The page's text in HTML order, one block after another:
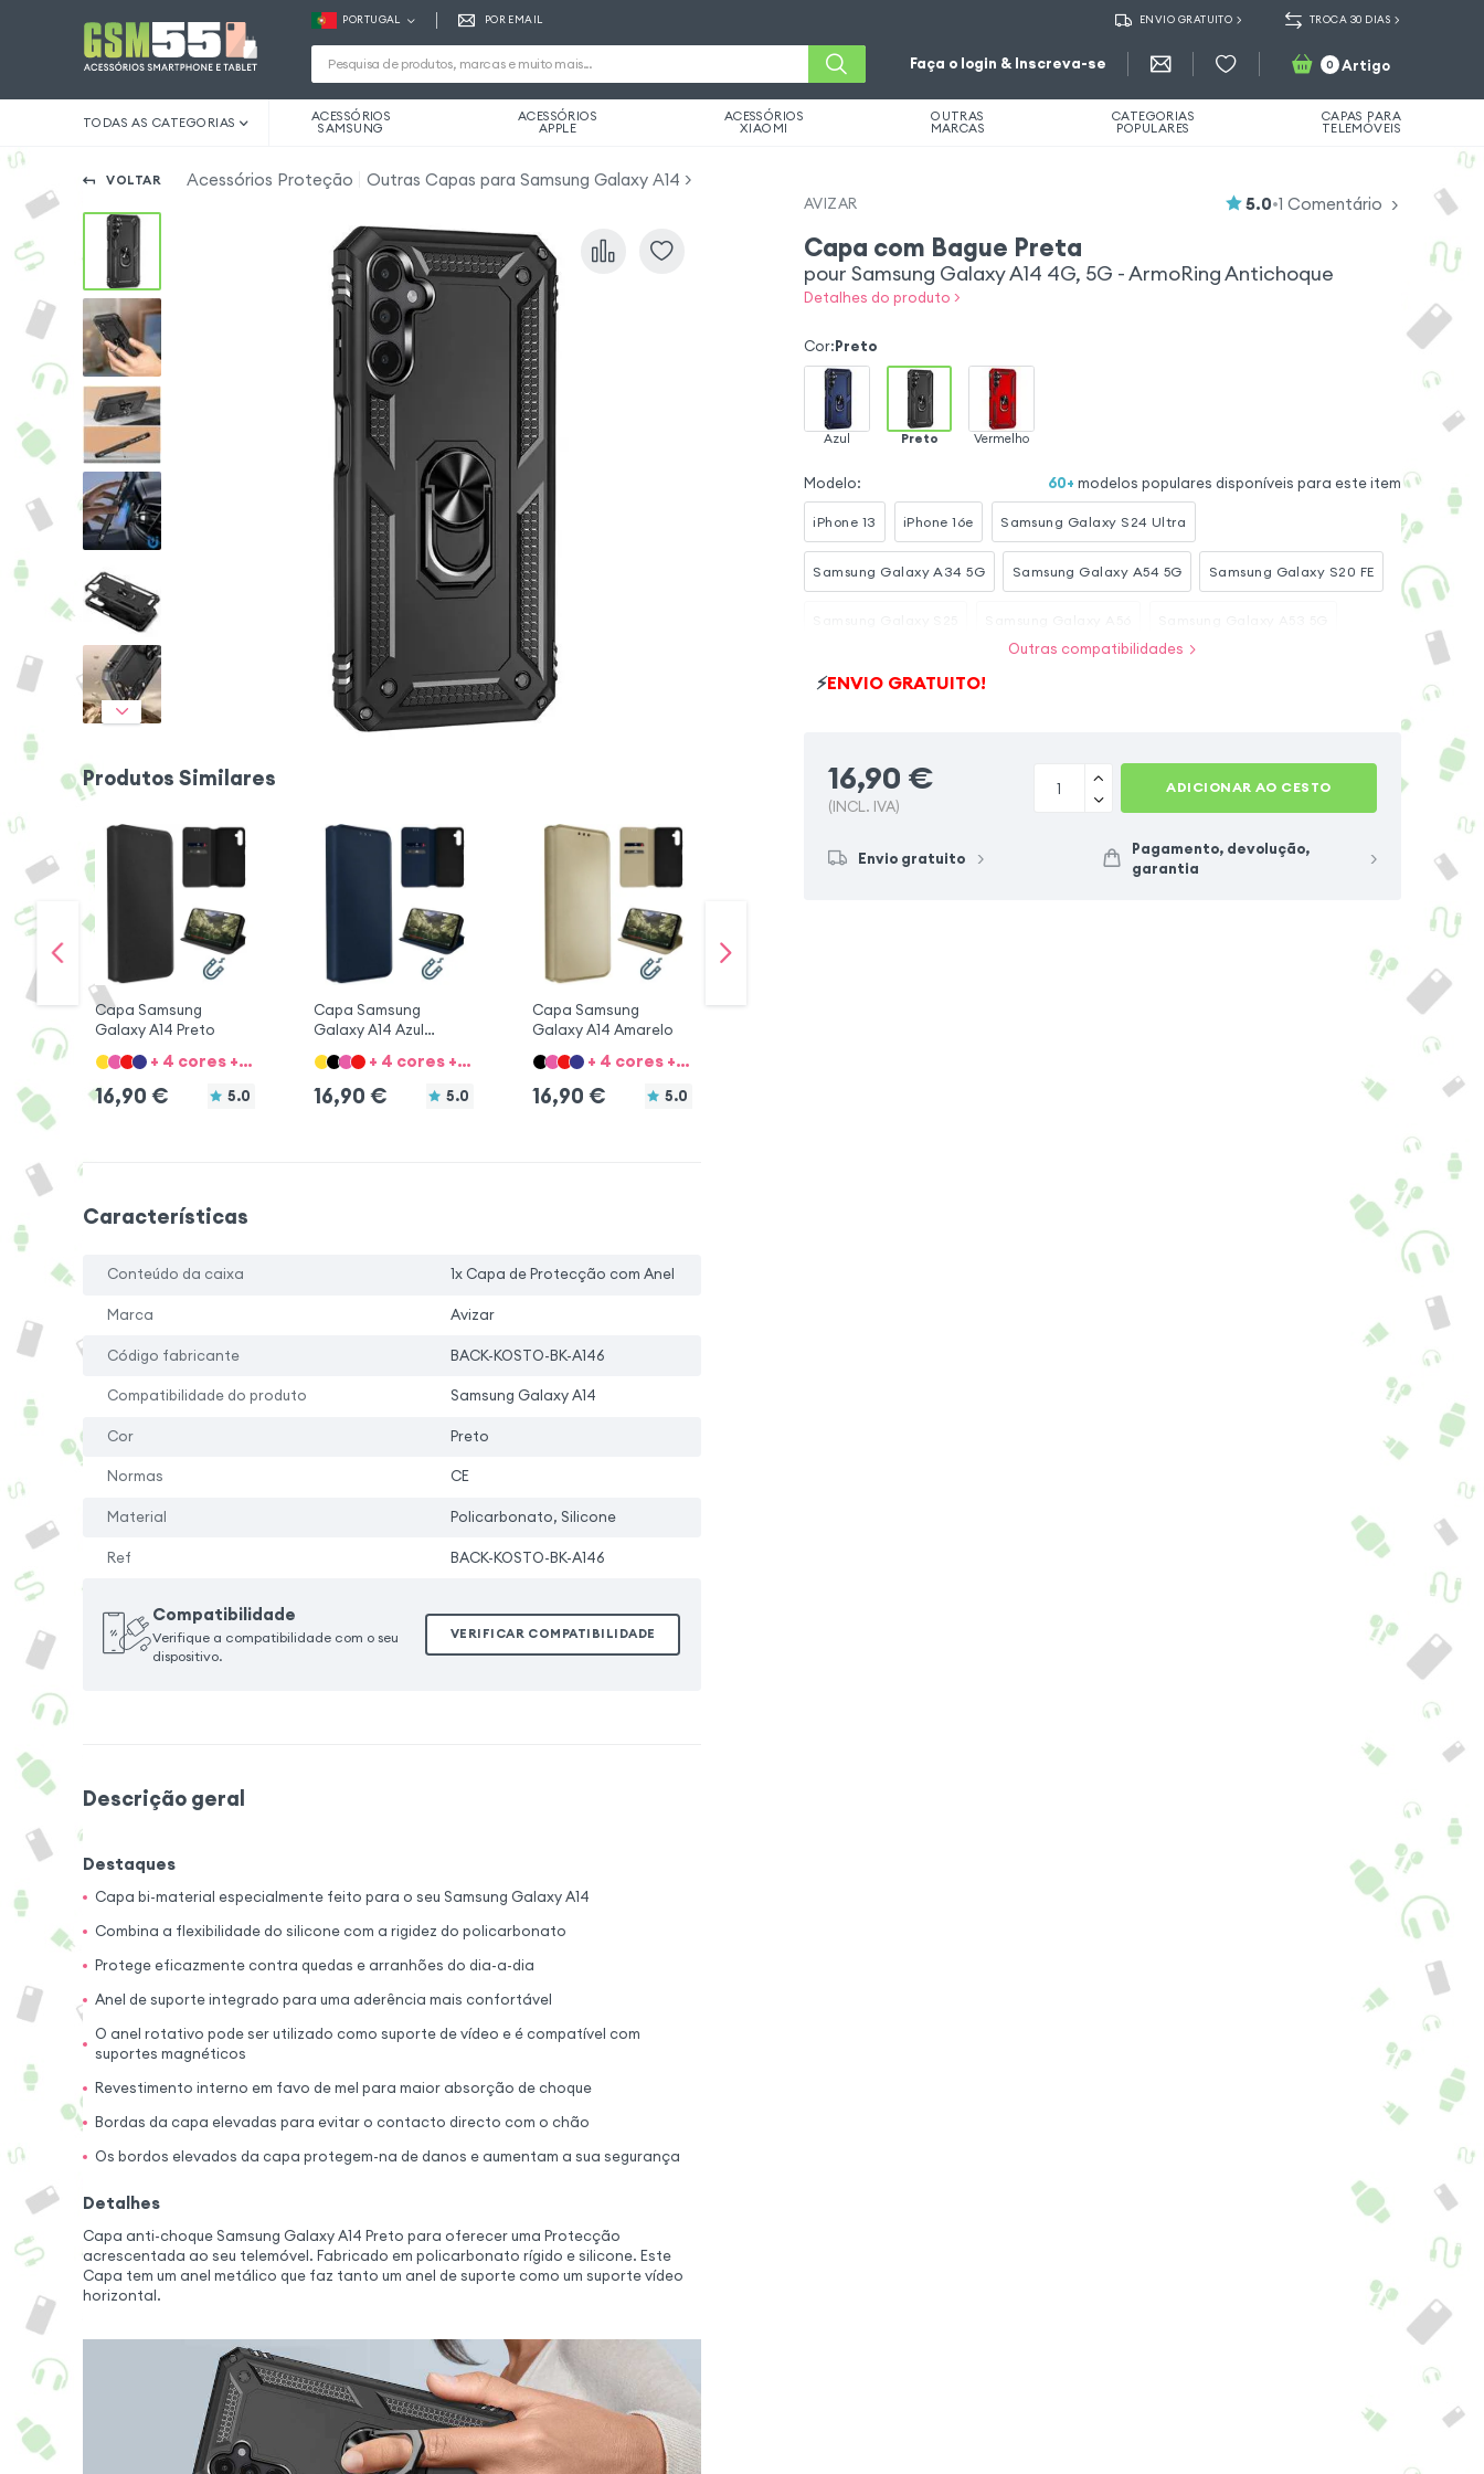
PORTUGAL POR EMAIL ENVIO GRATUITO TROCA 30 DIAS
Faça o login & Inscreva-se 0 Artigo
TODAS AS CATEGORIAS ACESSÓRIOS
SAMSUNG
ACESSÓRIOS
APPLE
ACESSÓRIOS
XIAOMI
OUTRAS
MARCAS
CATEGORIAS
POPULARES
CAPAS PARA
TELEMÓVEIS
VOLTAR Acessórios Proteção Outras Capas para Samsung Galaxy A14
Produtos Similares
Capa Samsung
Galaxy A14 Preto
+ 4 cores + 8 Opções
16,90 € 5.0
Capa Samsung
Galaxy A14 Azul
escuro
+ 4 cores + 8 Opções
16,90 € 5.0
Capa Samsung
Galaxy A14 Amarelo
+ 4 cores + 8 Opções
16,90 € 5.0
Características
Conteúdo da caixa 1x Capa de Protecção com Anel
Marca Avizar
Código fabricante BACK-KOSTO-BK-A146
Compatibilidade do produto Samsung Galaxy A14
Cor Preto
Normas CE
Material Policarbonato, Silicone
Ref BACK-KOSTO-BK-A146
Compatibilidade
Verifique a compatibilidade com o seu
dispositivo.
VERIFICAR COMPATIBILIDADE
Descrição geral
Destaques
Capa bi-material especialmente feito para o seu Samsung Galaxy A14
Combina a flexibilidade do silicone com a rigidez do policarbonato
Protege eficazmente contra quedas e arranhões do dia-a-dia
Anel de suporte integrado para uma aderência mais confortável
O anel rotativo pode ser utilizado como suporte de vídeo e é compatível com
suportes magnéticos
Revestimento interno em favo de mel para maior absorção de choque
Bordas da capa elevadas para evitar o contacto directo com o chão
Os bordos elevados da capa protegem-na de danos e aumentam a sua segurança
Detalhes
Capa anti-choque Samsung Galaxy A14 Preto para oferecer uma Protecção
acrescentada ao seu telemóvel. Fabricado em policarbonato rígido e silicone. Este
Capa tem um anel metálico que faz tanto um anel de suporte como um suporte vídeo
horizontal.
AVIZAR 5.0•1 Comentário
Capa com Bague Preta
pour Samsung Galaxy A14 4G, 5G - ArmoRing Antichoque
Detalhes do produto >
Cor:Preto
Azul Preto Vermelho
Modelo: 60+ modelos populares disponíveis para este item
iPhone 13 iPhone 16e Samsung Galaxy S24 Ultra
Samsung Galaxy A34 5G Samsung Galaxy A54 5G Samsung Galaxy S20 FE
Outras compatibilidades
⚡ENVIO GRATUITO!
16,90 €
(INCL. IVA)
ADICIONAR AO CESTO
Envio gratuito
Pagamento, devolução,
garantia